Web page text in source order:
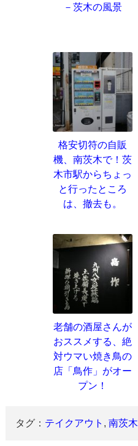
－茨木の風景
格安切符の自販
機、南茨木で！茨
木市駅からちょっ
と行ったところ
は、撤去も。
老舗の酒屋さんが
おススメする、絶
対ウマい焼き鳥の
店「鳥作」がオー
プン！
タグ： テイクアウト ,南茨木